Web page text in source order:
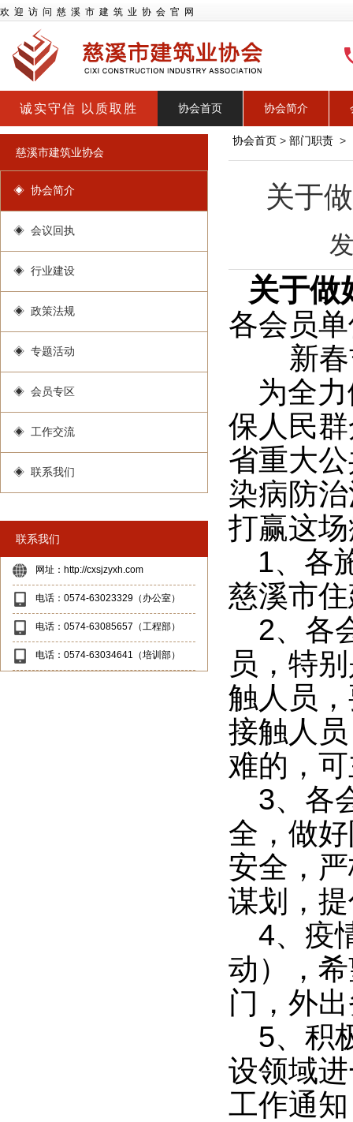
欢迎访问慈溪市建筑业协会官网
诚实守信 以质取胜 协会首页 协会简介
慈溪市建筑业协会
◈ 协会简介
◈ 会议回执
◈ 行业建设
◈ 政策法规
◈ 专题活动
◈ 会员专区
◈ 工作交流
◈ 联系我们
联系我们
网址：http://cxsjzyxh.com
电话：0574-63023329（办公室）
电话：0574-63085657（工程部）
电话：0574-63034641（培训部）
协会首页 > 部门职责 >
关于
关于做
各会员
新
为全
保人民
省重大
染病防
打赢这
1、各
慈溪市
2、各
员，特
触人员
接触人
难的，
3、各
全，做
安全，
谋划，
4、疫
动），
门，外
5、积
设领域
工作通